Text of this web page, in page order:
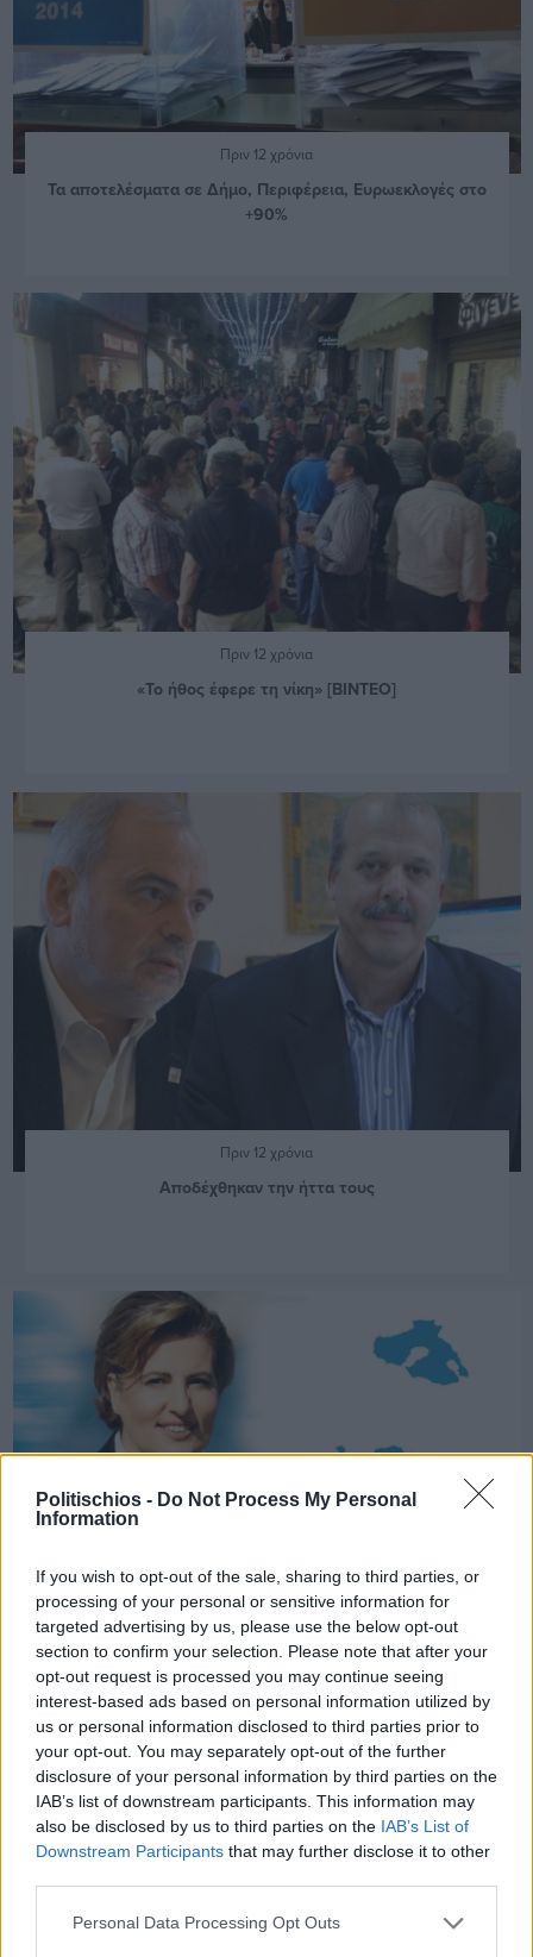
Politischios - Do Not Process My Personal
Information
If you wish to opt-out of the sale, sharing to third parties, or
processing of your personal or sensitive information for
targeted advertising by us, please use the below opt-out
section to confirm your selection. Please note that after your
opt-out request is processed you may continue seeing
interest-based ads based on personal information utilized by
us or personal information disclosed to third parties prior to
your opt-out. You may separately opt-out of the further
disclosure of your personal information by third parties on the
IAB’s list of downstream participants. This information may
also be disclosed by us to third parties on the IAB’s List of
Downstream Participants that may further disclose it to other
Personal Data Processing Opt Outs
Πριν 12 χρόνια
Τα αποτελέσματα σε Δήμο, Περιφέρεια, Ευρωεκλογές στο
+90%
Πριν 12 χρόνια
«Το ήθος έφερε τη νίκη» [ΒΙΝΤΕΟ]
Πριν 12 χρόνια
Αποδέχθηκαν την ήττα τους
Πριν 12 χρόνια
Γαλάζιο Βόρειο Αιγαίο [ΒΙΝΤΕΟ]
Διαφήμιση